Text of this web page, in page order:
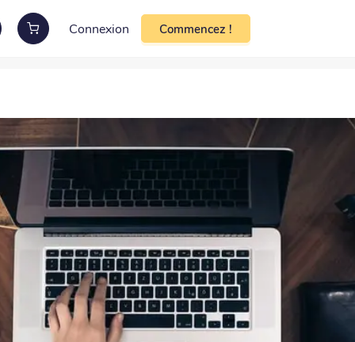
Connexion Commencez !